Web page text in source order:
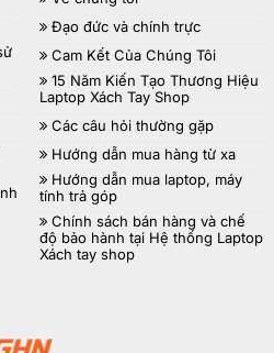
Đạo đức và chính trực
Cam Kết Của Chúng Tôi
15 Năm Kiến Tạo Thương Hiệu
Laptop Xách Tay Shop
Các câu hỏi thường gặp
Hướng dẫn mua hàng từ xa
Hướng dẫn mua laptop, máy
tính trả góp
Chính sách bán hàng và chế
độ bảo hành tại Hệ thống Laptop
Xách tay shop